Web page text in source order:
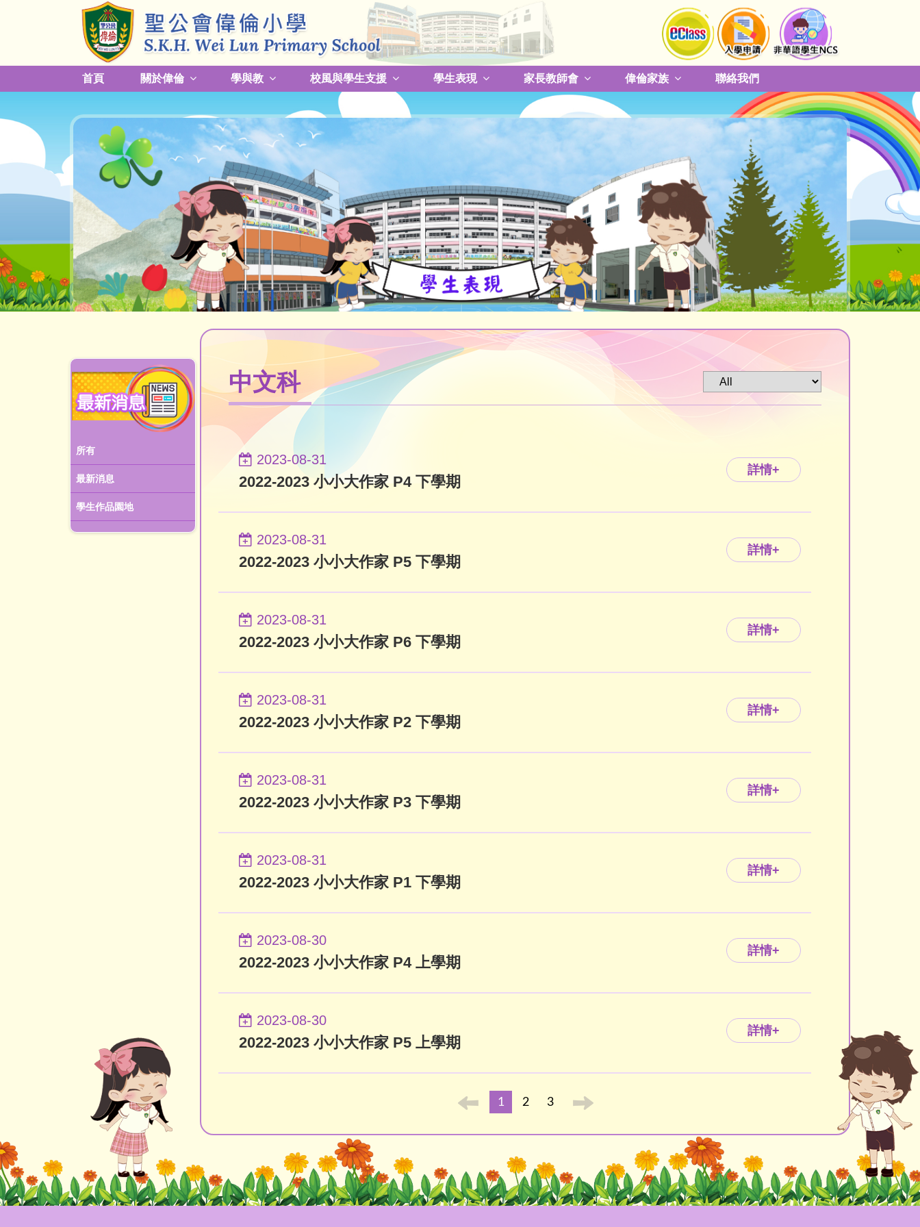
首頁 關於偉倫 學與教 校風與學生支援 學生表現 家長教師會 偉倫家族 聯絡我們
所有
最新消息
學生作品園地
中文科
2023-08-31
2022-2023 小小大作家 P4 下學期
詳情+
2023-08-31
2022-2023 小小大作家 P5 下學期
詳情+
2023-08-31
2022-2023 小小大作家 P6 下學期
詳情+
2023-08-31
2022-2023 小小大作家 P2 下學期
詳情+
2023-08-31
2022-2023 小小大作家 P3 下學期
詳情+
2023-08-31
2022-2023 小小大作家 P1 下學期
詳情+
2023-08-30
2022-2023 小小大作家 P4 上學期
詳情+
2023-08-30
2022-2023 小小大作家 P5 上學期
詳情+
1 2 3